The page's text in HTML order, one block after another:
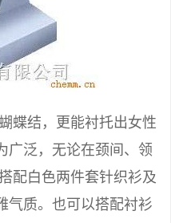
蝶结，更能衬托出女性
广泛，无论在颈间、领
配白色两件套针织衫及
气质。也可以搭配衬衫